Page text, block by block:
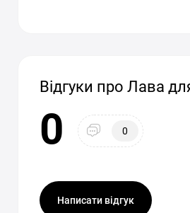
Відгуки про Лава
0 0
Написати відгук